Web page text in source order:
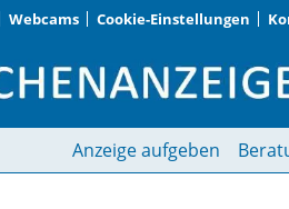
Webcams Cookie-Einstellungen
Anzeige aufgeben